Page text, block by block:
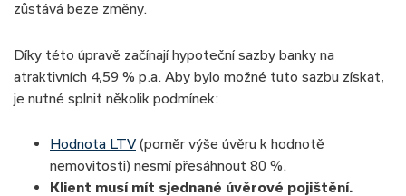
zůstává beze změny.
Díky této úpravě začínají hypoteční sazby banky na
atraktivních 4,59 % p.a. Aby bylo možné tuto sazbu získat,
je nutné splnit několik podmínek:
Hodnota LTV (poměr výše úvěru k hodnotě
nemovitosti) nesmí přesáhnout 80 %.
Klient musí mít sjednané úvěrové pojištění.